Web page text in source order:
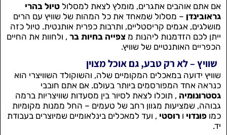
אם אתם אוהבים אתגרים, מומלץ לצאת למסלול טיול בהרי
גראובינדן – מסלול שמאחד את כל המהות של שוויץ עם הרים
מושלגים, אגמים קריסטליים, ותרבות כפרית אותנטית. טיול כזה
ייתן לכם הזדמנות ליהנות מ צפייה בחיות בר , ולחוות את החיים
הכפריים האותנטיים של שוויץ.
שוויץ – לא רק טבע, גם אוכל מצוין
שוויץ ידועה במאכלים המקומיים שלה, והשוקולד השוויצרי הוא
כנראה אחד המפורסמים ביותר בעולם. אם אתם חובבי
גסטרונומיה , תוכלו לצאת לסיור בין מסעדות שוויצריות ברמה
גבוהה, שמציעות מגוון רחב של טעמים – החל ממנות מקומיות
כמו פונדוי ו רוסטי , ועד למאכלים בינלאומיים שמיוצרים בעבודת
יד.